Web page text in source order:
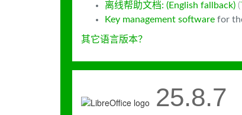
离线帮助文档: (English fallback) (
Key management software for
其它语言版本？
25.8.7